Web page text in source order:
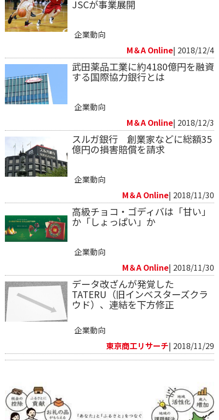
JSCが事業展開
企業動向
M＆A Online| 2018/12/4
​武田薬品工業に約4180億円を融資
する国際協力銀行とは
企業動向
M＆A Online| 2018/12/3
スルガ銀行 創業家などに総額35
億円の損害賠償を請求
企業動向
M＆A Online| 2018/11/30
高級チョコ・ゴディバは「甘い」
か「しょっぱい」か
企業動向
M＆A Online| 2018/11/30
データ改ざんが発覚した
TATERU（旧インベスターズクラ
ウド）、連結を下方修正
企業動向
東京商工リサーチ| 2018/11/29